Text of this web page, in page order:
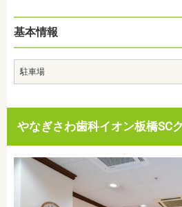
基本情報
駐車場
やなぎさわ歯科イオン板橋SC